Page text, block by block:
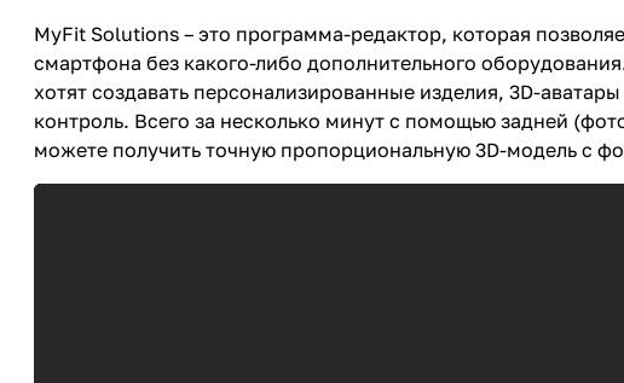
MyFit Solutions – это программа-редактор, которая
смартфона без какого-либо дополнительного
хотят создавать персонализированные изделия, 3D-
контроль. Всего за несколько минут с помощью задней
можете получить точную пропорциональную 3D-модель с